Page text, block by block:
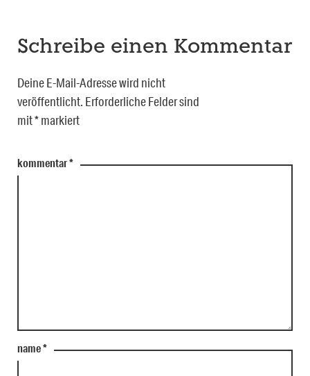
Schreibe einen Kommentar
Deine E-Mail-Adresse wird nicht
veröffentlicht. Erforderliche Felder sind
mit*markiert
kommentar*
name*